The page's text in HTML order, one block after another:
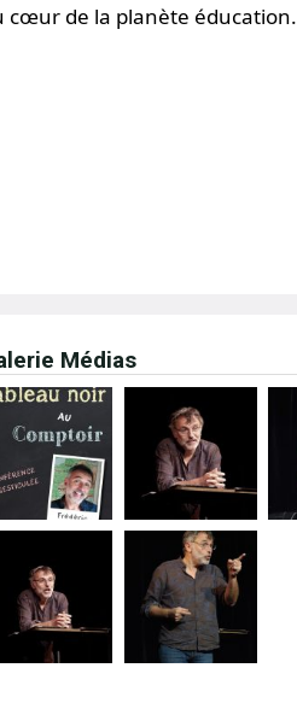
cœur de la planète éducation.
Médias